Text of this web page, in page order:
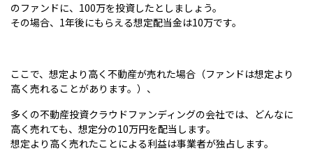
のファンドに、100万を投資したとしましょう。
その場合、1年後にもらえる想定配当金は10万です。
ここで、想定より高く不動産が売れた場合（ファンドは想定より
高く売れることがあります。）、
多くの不動産投資クラウドファンディングの会社では、どんなに
高く売れても、想定分の10万円を配当します。
想定より高く売れたことによる利益は事業者が独占します。